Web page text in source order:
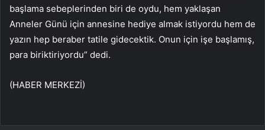
başlama sebeplerinden biri de oydu, hem yaklaşan
Anneler Günü için annesine hediye almak istiyordu hem de
yazın hep beraber tatile gidecektik. Onun için işe başlamış,
para biriktiriyordu” dedi.
(HABER MERKEZİ)